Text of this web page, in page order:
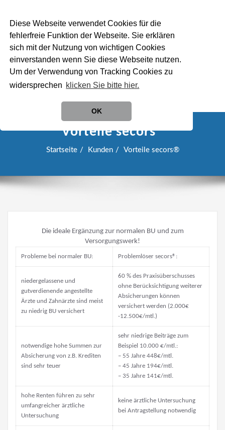
Diese Webseite verwendet Cookies für die
fehlerfreie Funktion der Webseite. Sie erklären
sich mit der Nutzung von wichtigen Cookies
einverstanden wenn Sie diese Webseite nutzen.
Um der Verwendung von Tracking Cookies zu
widersprechen klicken Sie bitte hier.
OK
SCHALTE
Vorteile secors®
Startseite Kunden Vorteile secors®
Die ideale Ergänzung zur normalen BU und zum
Versorgungswerk!
Probleme bei normaler BU: Problemlöser secors®:
niedergelassene und
gutverdienende angestellte
Ärzte und Zahnärzte sind meist
zu niedrig BU versichert
60 % des Praxisüberschusses
ohne Berücksichtigung weiterer
Absicherungen können
versichert werden (2.000€
-12.500€/mtl.)
notwendige hohe Summen zur
Absicherung von z.B. Krediten
sind sehr teuer
sehr niedrige Beiträge zum
Beispiel 10.000 €/mtl.:
– 55 Jahre 448€/mtl.
– 45 Jahre 194€/mtl.
– 35 Jahre 141€/mtl.
hohe Renten führen zu sehr
umfangreicher ärztliche
Untersuchung
keine ärztliche Untersuchung
bei Antragstellung notwendig